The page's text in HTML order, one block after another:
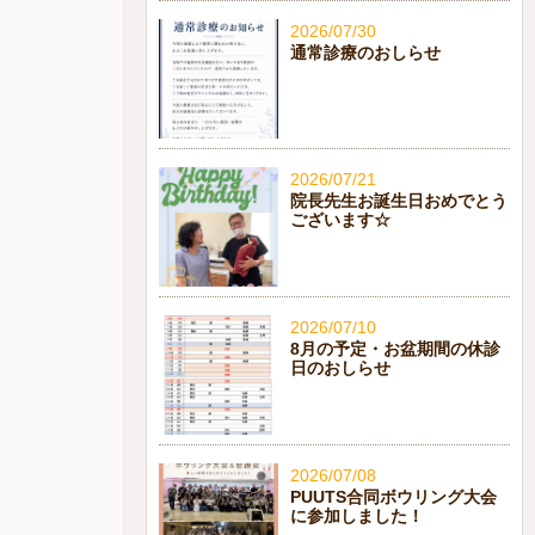
2026/07/30
通常診療のおしらせ
2026/07/21
院長先生お誕生日おめでとう
ございます☆
2026/07/10
8月の予定・お盆期間の休診
日のおしらせ
2026/07/08
PUUTS合同ボウリング大会
に参加しました！